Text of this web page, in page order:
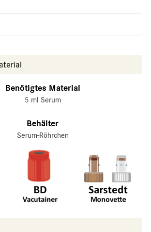
Benötigtes Material
5 ml Serum
Behälter
Serum-Röhrchen